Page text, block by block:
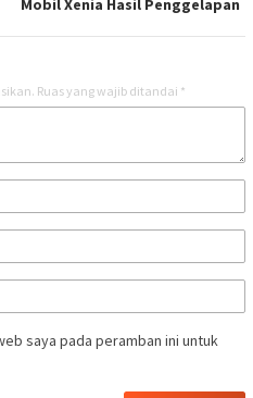
Ruas yang wajib ditandai *
saya pada peramban ini untuk